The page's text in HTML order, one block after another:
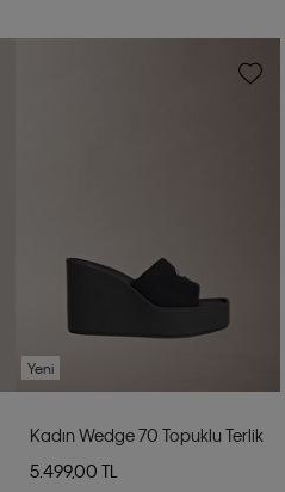
Yeni
Kadın Wedge 70 Topuklu Terlik
5.499,00 TL